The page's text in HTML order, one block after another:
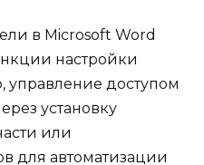
в Microsoft Word
настройки
доступом
установку
или
для автоматизации